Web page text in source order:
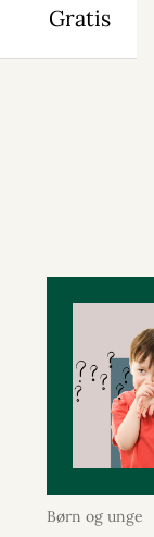
Gratis
Børn og unge